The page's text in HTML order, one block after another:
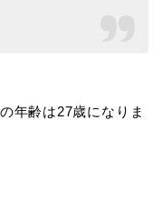
年齢は27歳になりま